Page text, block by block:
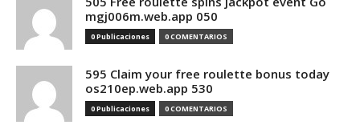
mgj006m.web.app 050
0 Publicaciones 0 COMENTARIOS
595 Claim your free roulette bonus today
os210ep.web.app 530
0 Publicaciones 0 COMENTARIOS